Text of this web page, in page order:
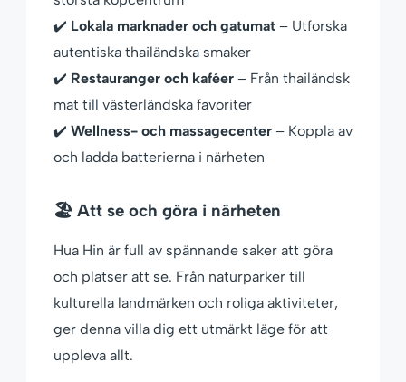
✔️ Lokala marknader och gatumat – Utforska
autentiska thailändska smaker
✔️ Restauranger och kaféer – Från thailändsk
mat till västerländska favoriter
✔️ Wellness- och massagecenter – Koppla av
och ladda batterierna i närheten
🏖 Att se och göra i närheten
Hua Hin är full av spännande saker att göra
och platser att se. Från naturparker till
kulturella landmärken och roliga aktiviteter,
ger denna villa dig ett utmärkt läge för att
uppleva allt.